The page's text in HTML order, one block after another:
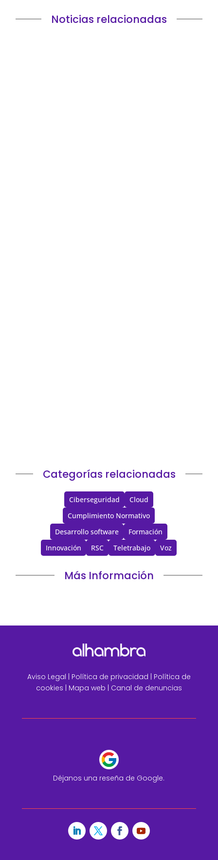
Noticias relacionadas
Categorías relacionadas
Ciberseguridad
Cloud
Cumplimiento Normativo
Desarrollo software
Formación
Innovación
RSC Teletrabajo Voz
Más Información
Aviso Legal | Política de privacidad | Política de
cookies | Mapa web | Canal de denuncias
Déjanos una reseña de Google.